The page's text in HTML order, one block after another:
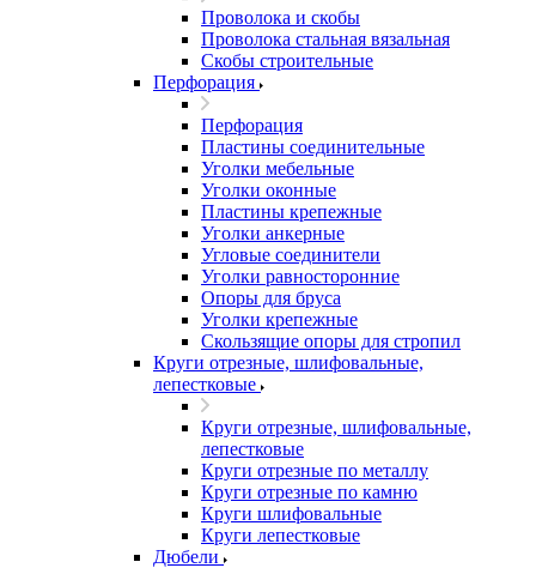
Проволока и скобы
Проволока стальная вязальная
Скобы строительные
Перфорация
Перфорация
Пластины соединительные
Уголки мебельные
Уголки оконные
Пластины крепежные
Уголки анкерные
Угловые соединители
Уголки равносторонние
Опоры для бруса
Уголки крепежные
Скользящие опоры для стропил
Круги отрезные, шлифовальные,
лепестковые
Круги отрезные, шлифовальные,
лепестковые
Круги отрезные по металлу
Круги отрезные по камню
Круги шлифовальные
Круги лепестковые
Дюбели